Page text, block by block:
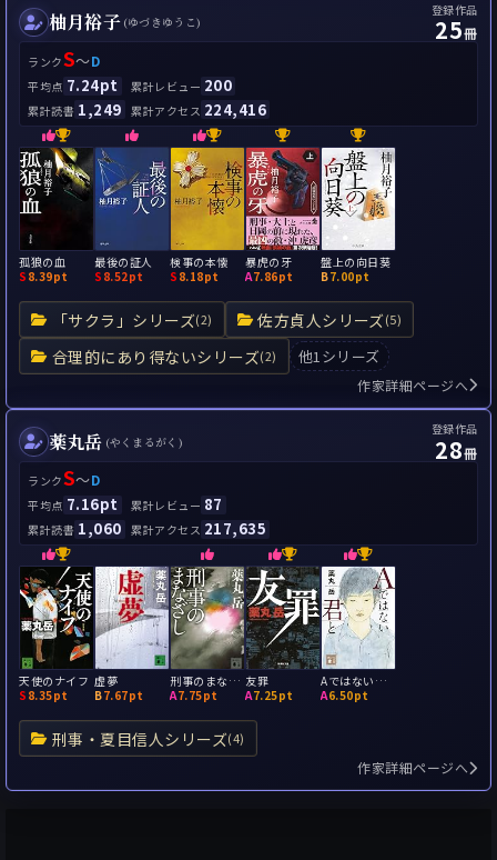
柚月裕子 (ゆづきゆうこ)
登録作品
25冊
ランクS～D
平均点 7.24pt 累計レビュー 200
累計読書 1,249 累計アクセス 224,416
「サクラ」シリーズ(2) 佐方貞人シリーズ(5)
合理的にあり得ないシリーズ(2) 他1シリーズ
孤狼の血
S 8.39pt
最後の証人
S 8.52pt
検事の本懐
S 8.18pt
暴虎の牙
A7.86pt
盤上の向日葵
B7.00pt
作家詳細ページへ
薬丸岳 (やくまるがく)
登録作品
28冊
ランクS～D
平均点 7.16pt 累計レビュー 87
累計読書 1,060 累計アクセス 217,635
刑事・夏目信人シリーズ(4)
天使のナイフ
S 8.35pt
虚夢
B7.67pt
刑事のまなざし
A7.75pt
友罪
A7.25pt
Aではない君と
A6.50pt
作家詳細ページへ